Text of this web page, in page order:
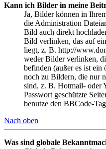
Kann ich Bilder in meine
Ja, Bilder können in
die Administration
Bild auch direkt
Bild verlinken, das auf
liegt, z. B. http://
weder Bilder verlinken,
befinden (außer es ist
noch zu Bildern, die nur
sind, z. B. Hotmail- oder
Passwort geschützte
benutze den BBCode-
Nach oben
Was sind globale